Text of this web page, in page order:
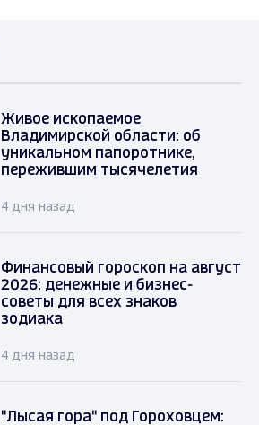
Живое ископаемое
Владимирской области: об
уникальном папоротнике,
пережившим тысячелетия
4 дня назад
Финансовый гороскоп на август
2026: денежные и бизнес-
советы для всех знаков
зодиака
4 дня назад
"Лысая гора" под Гороховцем: